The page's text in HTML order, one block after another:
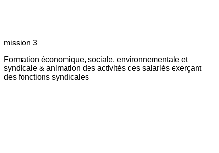
mission 3
Formation économique, sociale, environnementale et
syndicale & animation des activités des salariés exerçant
des fonctions syndicales